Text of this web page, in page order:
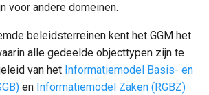
voor andere domeinen.
beleidsterreinen kent het GGM het
alle gedeelde objecttypen zijn te
van het Informatiemodel Basis- en
en Informatiemodel Zaken (RGBZ)